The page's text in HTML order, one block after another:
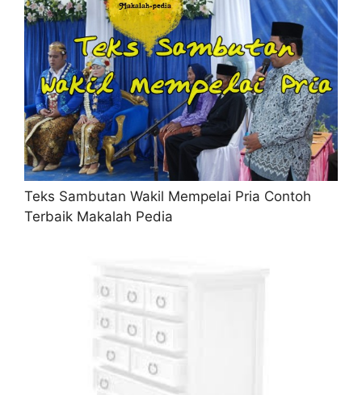
Teks Sambutan Wakil Mempelai Pria Contoh
Terbaik Makalah Pedia